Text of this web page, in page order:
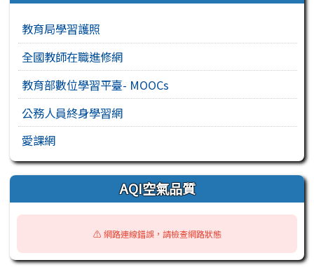
教育局學習護照
全國教師在職進修網
教育部數位學習平臺- MOOCs
公務人員終身學習網
愛課網
AQI空氣品質
⚠️ 網路連線錯誤，請檢查網路狀態